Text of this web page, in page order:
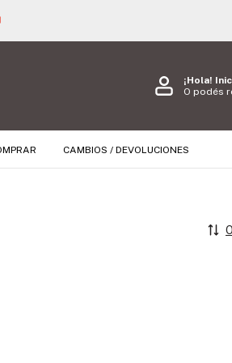
¡Hola!
O podés
CAMBIOS / DEVOLUCIONES